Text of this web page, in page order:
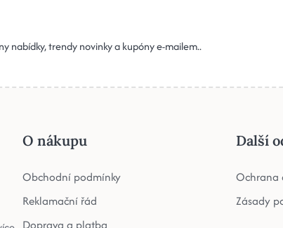
nabídky, trendy novinky a kupóny e-mailem..
O nákupu
Obchodní podmínky
Reklamační řád
Doprava a platba
Další
Ochrana
Zásady